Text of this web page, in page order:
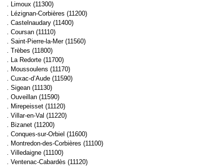
. Limoux (11300)
. Lézignan-Corbières (11200)
. Castelnaudary (11400)
. Coursan (11110)
. Saint-Pierre-la-Mer (11560)
. Trèbes (11800)
. La Redorte (11700)
. Moussoulens (11170)
. Cuxac-d’Aude (11590)
. Sigean (11130)
. Ouveillan (11590)
. Mirepeisset (11120)
. Villar-en-Val (11220)
. Bizanet (11200)
. Conques-sur-Orbiel (11600)
. Montredon-des-Corbières (11100)
. Villedaigne (11100)
. Ventenac-Cabardès (11120)